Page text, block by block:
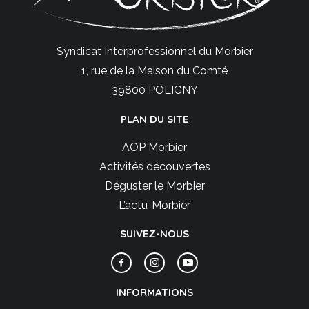
Syndicat Interprofessionnel du Morbier
1, rue de la Maison du Comté
39800 POLIGNY
PLAN DU SITE
AOP Morbier
Activités découvertes
Déguster le Morbier
L’actu’ Morbier
SUIVEZ-NOUS
INFORMATIONS